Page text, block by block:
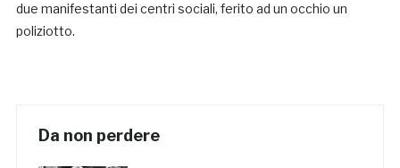
due manifestanti dei centri sociali, ferito ad un occhio un
poliziotto.
Da non perdere